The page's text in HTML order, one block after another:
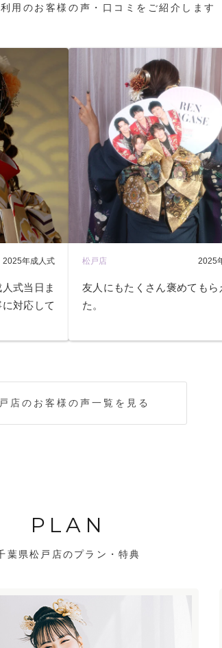
用のお客様の声・口コミをご紹介します
2025年成人式
式当日ま
対応して
松戸店 2025
友人にもたくさん褒めてもら
た。
店のお客様の声一覧を見る
PLAN
葉県松戸店のプラン・特典